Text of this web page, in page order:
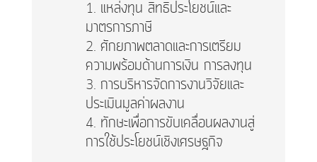
แหล่งทุน สิทธิประโยชน์และ
มาตรการภาษี
ศักยภาพตลาดและการเตรียม
ความพร้อมด้านการเงิน การลงทุน
การบริหารจัดการงานวิจัยและ
ประเมินมูลค่าผลงาน
ทักษะเพื่อการขับเคลื่อนผลงานสู่
การใช้ประโยชน์เชิงเศรษฐกิจ